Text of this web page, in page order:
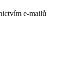
e-mailů